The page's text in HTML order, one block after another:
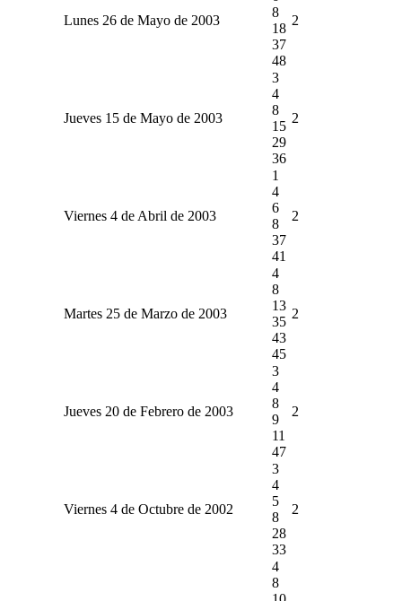
Lunes 26 de Mayo de 2003
8
18
37
48
2
Jueves 15 de Mayo de 2003
3
4
8
15
29
36
2
Viernes 4 de Abril de 2003
1
4
6
8
37
41
2
Martes 25 de Marzo de 2003
4
8
13
35
43
45
2
Jueves 20 de Febrero de 2003
3
4
8
9
11
47
2
Viernes 4 de Octubre de 2002
3
4
5
8
28
33
2
4
8